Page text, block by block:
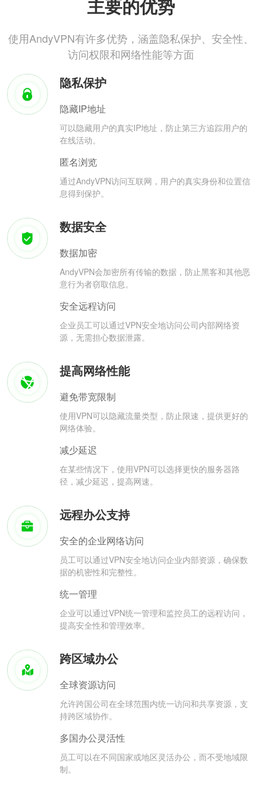
主要的优势
使用AndyVPN有许多优势，涵盖隐私保护、安全性、
访问权限和网络性能等方面
隐私保护
隐藏IP地址
可以隐藏用户的真实IP地址，防止第三方追踪用户的
在线活动。
匿名浏览
通过AndyVPN访问互联网，用户的真实身份和位置信
息得到保护。
数据安全
数据加密
AndyVPN会加密所有传输的数据，防止黑客和其他恶
意行为者窃取信息。
安全远程访问
企业员工可以通过VPN安全地访问公司内部网络资
源，无需担心数据泄露。
提高网络性能
避免带宽限制
使用VPN可以隐藏流量类型，防止限速，提供更好的
网络体验。
减少延迟
在某些情况下，使用VPN可以选择更快的服务器路
径，减少延迟，提高网速。
远程办公支持
安全的企业网络访问
员工可以通过VPN安全地访问企业内部资源，确保数
据的机密性和完整性。
统一管理
企业可以通过VPN统一管理和监控员工的远程访问，
提高安全性和管理效率。
跨区域办公
全球资源访问
允许跨国公司在全球范围内统一访问和共享资源，支
持跨区域协作。
多国办公灵活性
员工可以在不同国家或地区灵活办公，而不受地域限
制。